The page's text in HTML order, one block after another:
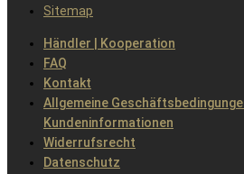
Sitemap
Händler | Kooperation
FAQ
Kontakt
Allgemeine
Kundeninformationen
Widerrufsrecht
Datenschutz